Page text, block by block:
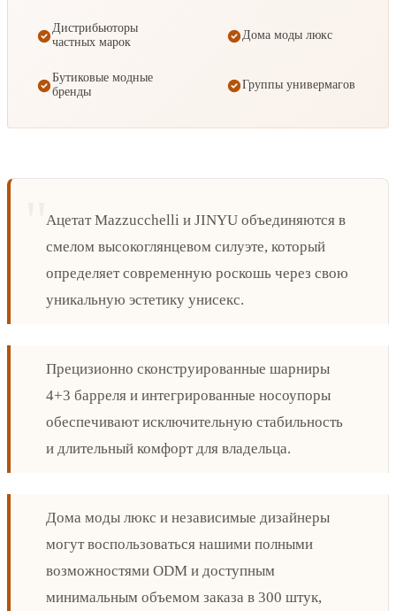
Дистрибьюторы
частных марок
Дома моды люкс
Бутиковые модные
бренды
Группы универмагов
Ацетат Mazzucchelli и JINYU объединяются в
смелом высокоглянцевом силуэте, который
определяет современную роскошь через свою
уникальную эстетику унисекс.
Прецизионно сконструированные шарниры
4+3 барреля и интегрированные носоупоры
обеспечивают исключительную стабильность
и длительный комфорт для владельца.
Дома моды люкс и независимые дизайнеры
могут воспользоваться нашими полными
возможностями ODM и доступным
минимальным объемом заказа в 300 штук,